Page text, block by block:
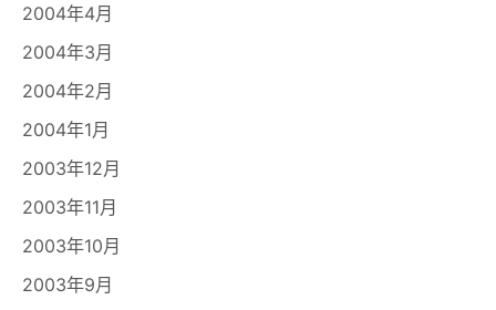
2004年4月
2004年3月
2004年2月
2004年1月
2003年12月
2003年11月
2003年10月
2003年9月